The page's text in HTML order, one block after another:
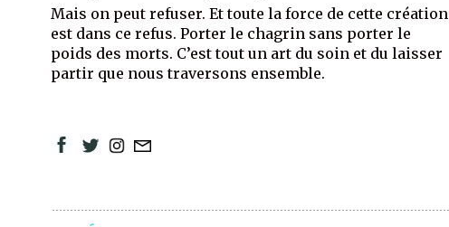
Mais on peut refuser. Et toute la force de cette création
est dans ce refus. Porter le chagrin sans porter le
poids des morts. C’est tout un art du soin et du laisser
partir que nous traversons ensemble.